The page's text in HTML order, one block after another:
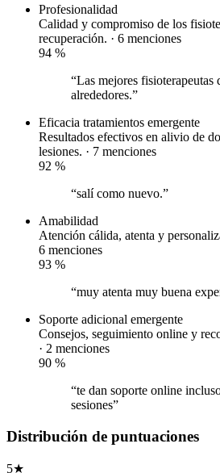
Profesionalidad
Calidad y compromiso de los
recuperación. · 6 menciones
94 %
“Las mejores fisioterapeutas
alrededores.”
Eficacia tratamientos emergente
Resultados efectivos en alivio de
lesiones. · 7 menciones
92 %
“salí como nuevo.”
Amabilidad
Atención cálida, atenta y
6 menciones
93 %
“muy atenta muy buena
Soporte adicional emergente
Consejos, seguimiento online y
· 2 menciones
90 %
“te dan soporte online
sesiones”
Distribución de puntuaciones
5★